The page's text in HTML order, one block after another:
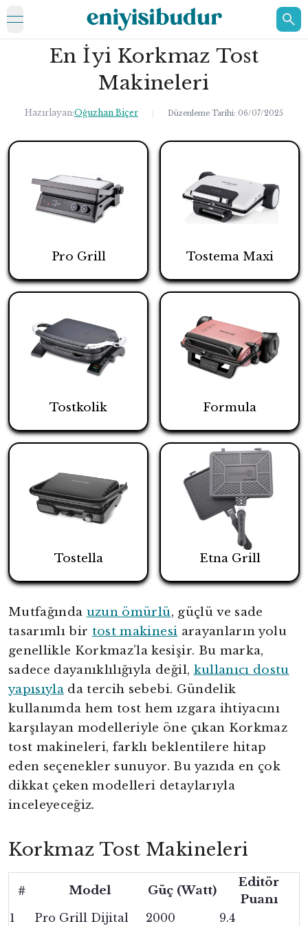
open navigation menu
ELEKTRONİK
KOZMETİK
HAKKIMIZDA
İLETİŞİM
En İyi Korkmaz Tost
Makineleri
Hazırlayan:Oğuzhan Biçer Düzenleme Tarihi: 06/07/2025
Pro Grill Tostema Maxi
Tostkolik Formula
Tostella Etna Grill
Mutfağında uzun ömürlü, güçlü ve sade
tasarımlı bir tost makinesi arayanların yolu
genellikle Korkmaz’la kesişir. Bu marka,
sadece dayanıklılığıyla değil, kullanıcı dostu
yapısıyla da tercih sebebi. Gündelik
kullanımda hem tost hem ızgara ihtiyacını
karşılayan modelleriyle öne çıkan Korkmaz
tost makineleri, farklı beklentilere hitap
eden seçenekler sunuyor. Bu yazıda en çok
dikkat çeken modelleri detaylarıyla
inceleyeceğiz.
Korkmaz Tost Makineleri
# Model Güç (Watt)
Editör
Puanı
1 Pro Grill Dijital 2000
9.4